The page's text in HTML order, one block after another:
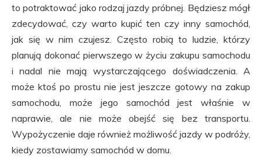
to potraktować jako rodzaj jazdy próbnej. Będziesz mógł
zdecydować, czy warto kupić ten czy inny samochód,
jak się w nim czujesz. Często robią to ludzie, którzy
planują dokonać pierwszego w życiu zakupu samochodu
i nadal nie mają wystarczającego doświadczenia. A
może ktoś po prostu nie jest jeszcze gotowy na zakup
samochodu, może jego samochód jest właśnie w
naprawie, ale nie może obejść się bez transportu.
Wypożyczenie daje również możliwość jazdy w podróży,
kiedy zostawiamy samochód w domu.